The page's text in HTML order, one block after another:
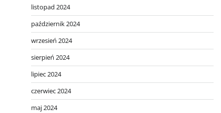
listopad 2024
październik 2024
wrzesień 2024
sierpień 2024
lipiec 2024
czerwiec 2024
maj 2024